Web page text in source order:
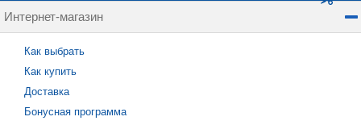
Интернет-магазин
Как выбрать
Как купить
Доставка
Бонусная программа